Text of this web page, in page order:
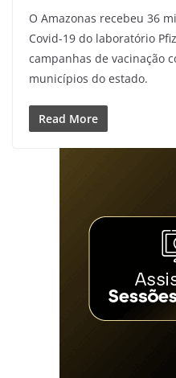
O Amazonas recebeu 36
Covid-19 do laboratório
campanhas de vacinação
municípios do estado.
Read More